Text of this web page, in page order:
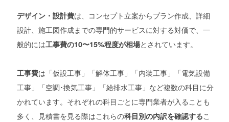
デザイン・設計費は、コンセプト立案からプラン作成、詳細
設計、施工図作成までの専門的サービスに対する対価で、一
般的には工事費の10〜15%程度が相場とされています。
工事費は「仮設工事」「解体工事」「内装工事」「電気設備
工事」「空調･換気工事」「給排水工事」など複数の科目に分
かれています。それぞれの科目ごとに専門業者が入ることも
多く、見積書を見る際はこれらの科目別の内訳を確認するこ